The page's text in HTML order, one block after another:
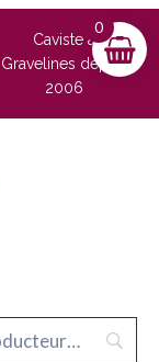
Caviste à
Gravelines depuis
2006
0